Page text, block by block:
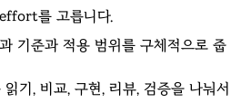
를 고릅니다.
기준과 적용 범위를 구체적으로 줍
기, 비교, 구현, 리뷰, 검증을 나눠서